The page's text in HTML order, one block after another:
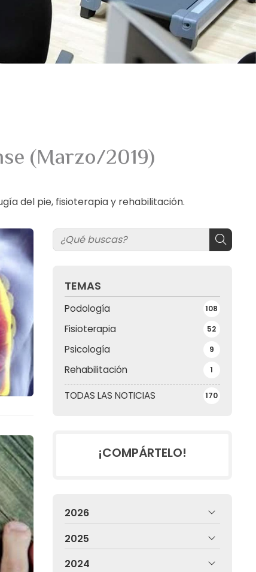
(Marzo/2019)
del pie, fisioterapia y rehabilitación.
TEMAS
TODAS LAS NOTICIAS 170
Podología 108
Fisioterapia 52
Psicología 9
Rehabilitación 1
¡COMPÁRTELO!
2026
2025
2024